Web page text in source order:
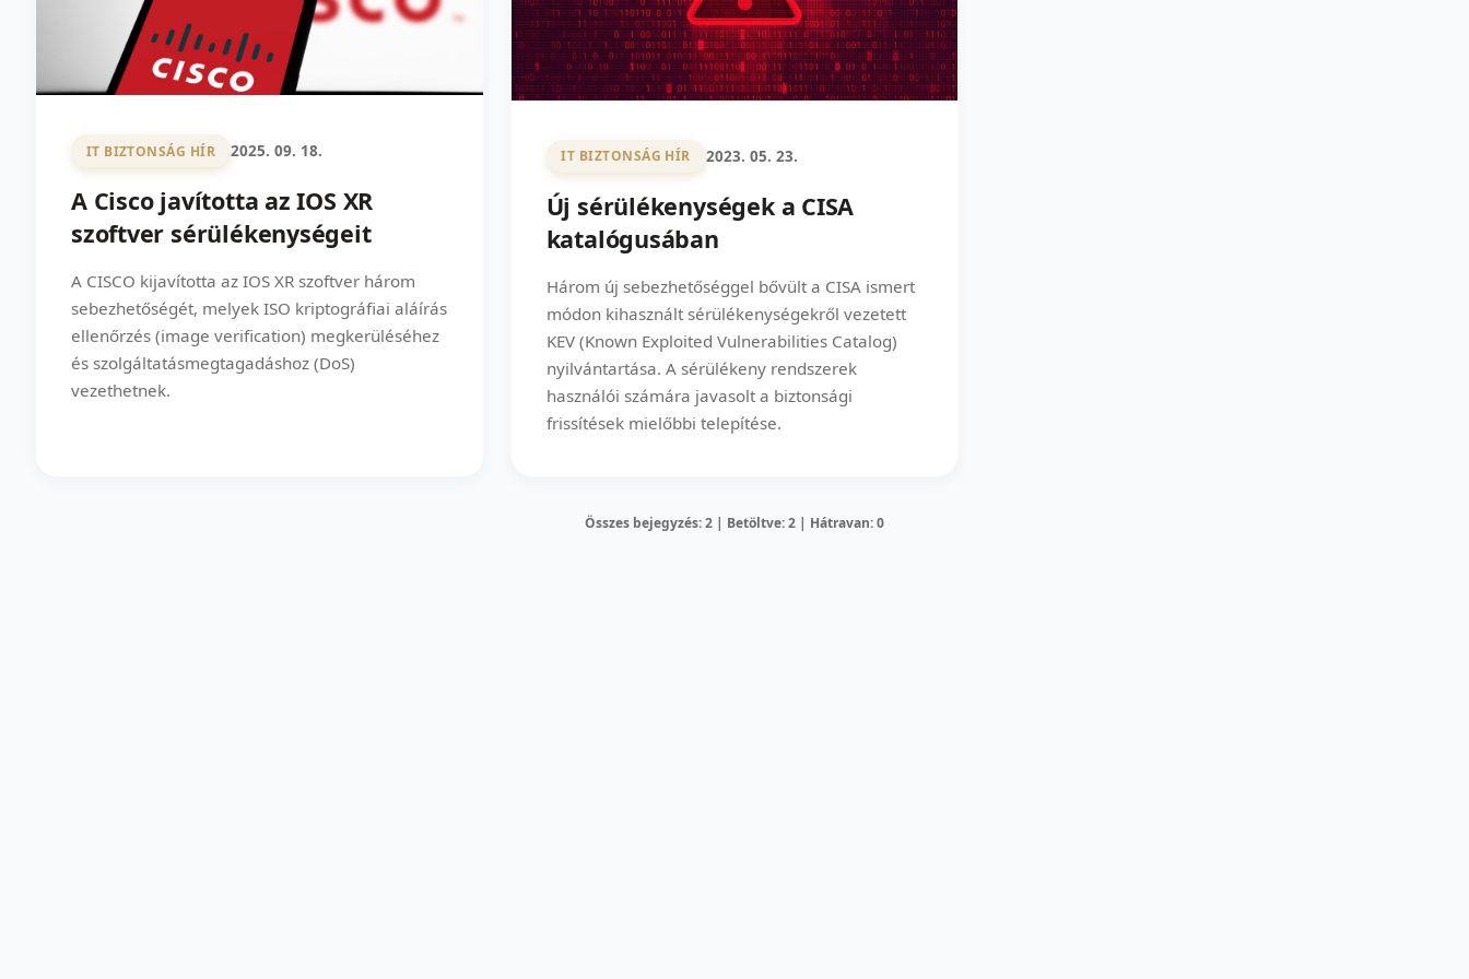
IT BIZTONSÁG HÍR 2025. 09. 18.
A Cisco javította az IOS XR
szoftver sérülékenységeit
A CISCO kijavította az IOS XR szoftver három
sebezhetőségét, melyek ISO kriptográfiai aláírás
ellenőrzés (image verification) megkerüléséhez
és szolgáltatásmegtagadáshoz (DoS)
vezethetnek.
IT BIZTONSÁG HÍR 2023. 05. 23.
Új sérülékenységek a CISA
katalógusában
Három új sebezhetőséggel bővült a CISA ismert
módon kihasznált sérülékenységekről vezetett
KEV (Known Exploited Vulnerabilities Catalog)
nyilvántartása. A sérülékeny rendszerek
használói számára javasolt a biztonsági
frissítések mielőbbi telepítése.
Összes bejegyzés: 2 | Betöltve: 2 | Hátravan: 0